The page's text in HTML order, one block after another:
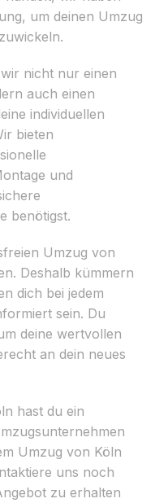
um deinen Umzug
nicht nur einen
auch einen
individuellen
bieten
und
benötigst.
Umzug von
Deshalb kümmern
dich bei jedem
sein. Du
deine wertvollen
an dein neues
hast du ein
Umzug von Köln
uns noch
zu erhalten